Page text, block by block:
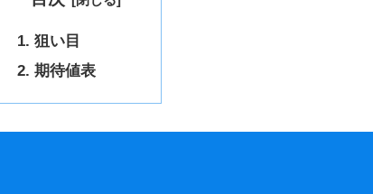
狙い目
期待値表